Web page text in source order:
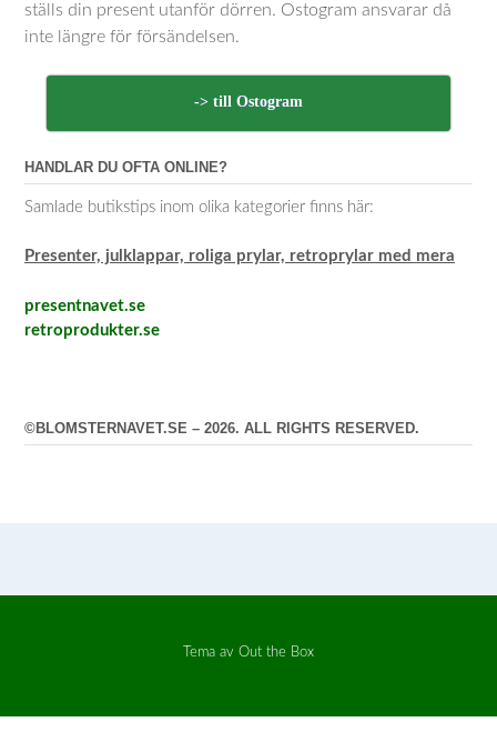
ställs din present utanför dörren. Ostogram ansvarar då
inte längre för försändelsen.
-> till Ostogram
HANDLAR DU OFTA ONLINE?
Samlade butikstips inom olika kategorier finns här:
Presenter, julklappar, roliga prylar, retroprylar med mera
presentnavet.se
retroprodukter.se
©BLOMSTERNAVET.SE – 2026. ALL RIGHTS RESERVED.
Tema av Out the Box